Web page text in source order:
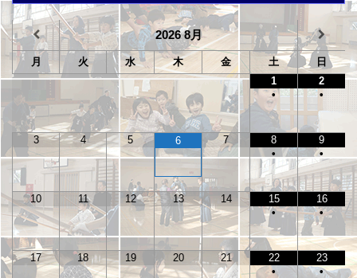
2026 8月
月 火 水 木 金 土
日
1
•
2
•
3 4 5 6 7
8
•
9
•
10 11 12 13 14
15
•
16
•
17 18 19 20 21
22
•
23
•